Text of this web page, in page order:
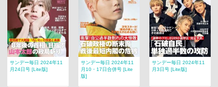
サンデー毎日 2024年11
月24日号 [Lite版]
サンデー毎日 2024年11
月10・17日合併号 [Lite
版]
サンデー毎日 2024年11
月3日号 [Lite版]